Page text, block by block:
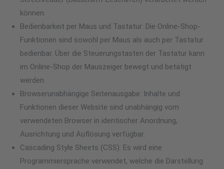
können.
Bedienbarkeit per Maus und Tastatur: Die Online-Shop-
Funktionen sind sowohl per Maus als auch per Tastatur
bedienbar. Über die Steuerungstasten der Tastatur kann
im Online-Shop der Mauszeiger bewegt und betätigt
werden.
Browserunabhängige Seitenausgabe: Inhalte und
Funktionen dieser Website sind unabhängig vom
verwendeten Browser in identischer Anordnung,
Ausrichtung und Auflösung verfügbar.
Cascading Style Sheets (CSS): Es wird eine
Programmiersprache verwendet, welche die Darstellung